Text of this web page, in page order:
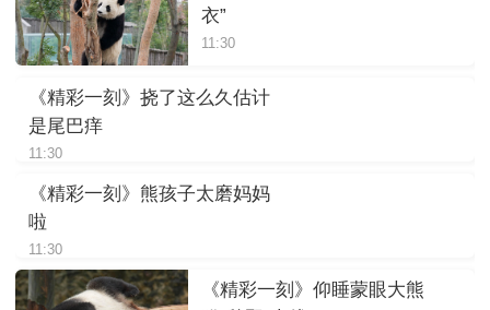
衣”
11:30
《精彩一刻》挠了这么久估计
是尾巴痒
11:30
《精彩一刻》熊孩子太磨妈妈
啦
11:30
《精彩一刻》仰睡蒙眼大熊